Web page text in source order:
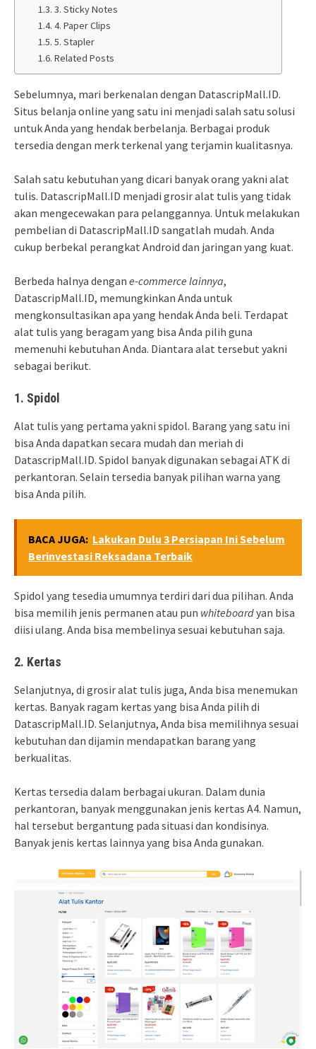
3. Sticky Notes
4. Paper Clips
5. Stapler
Related Posts
Sebelumnya, mari berkenalan dengan DatascripMall.ID.
Situs belanja online yang satu ini menjadi salah satu solusi
untuk Anda yang hendak berbelanja. Berbagai produk
tersedia dengan merk terkenal yang terjamin kualitasnya.
Salah satu kebutuhan yang dicari banyak orang yakni alat
tulis. DatascripMall.ID menjadi grosir alat tulis yang tidak
akan mengecewakan para pelanggannya. Untuk melakukan
pembelian di DatascripMall.ID sangatlah mudah. Anda
cukup berbekal perangkat Android dan jaringan yang kuat.
Berbeda halnya dengan e-commerce lainnya,
DatascripMall.ID, memungkinkan Anda untuk
mengkonsultasikan apa yang hendak Anda beli. Terdapat
alat tulis yang beragam yang bisa Anda pilih guna
memenuhi kebutuhan Anda. Diantara alat tersebut yakni
sebagai berikut.
1. Spidol
Alat tulis yang pertama yakni spidol. Barang yang satu ini
bisa Anda dapatkan secara mudah dan meriah di
DatascripMall.ID. Spidol banyak digunakan sebagai ATK di
perkantoran. Selain tersedia banyak pilihan warna yang
bisa Anda pilih.
BACA JUGA: Lakukan Dulu 3 Persiapan Ini Sebelum
Berinvestasi Reksadana Terbaik
Spidol yang tesedia umumnya terdiri dari dua pilihan. Anda
bisa memilih jenis permanen atau pun whiteboardyan bisa
diisi ulang. Anda bisa membelinya sesuai kebutuhan saja.
2. Kertas
Selanjutnya, di grosir alat tulis juga, Anda bisa menemukan
kertas. Banyak ragam kertas yang bisa Anda pilih di
DatascripMall.ID. Selanjutnya, Anda bisa memilihnya sesuai
kebutuhan dan dijamin mendapatkan barang yang
berkualitas.
Kertas tersedia dalam berbagai ukuran. Dalam dunia
perkantoran, banyak menggunakan jenis kertas A4. Namun,
hal tersebut bergantung pada situasi dan kondisinya.
Banyak jenis kertas lainnya yang bisa Anda gunakan.